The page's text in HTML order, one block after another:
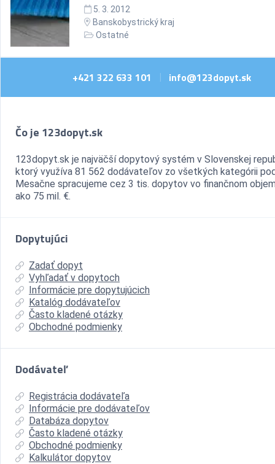
5. 3. 2012
Banskobystrický kraj
Ostatné
+421 322 633 101 | info@123dopyt.sk
Čo je 123dopyt.sk
123dopyt.sk je najväčší dopytový systém v Slovenskej
ktorý využíva 81 562 dodávateľov zo všetkých kategórii
Mesačne spracujeme cez 3 tis. dopytov vo finančnom
ako 75 mil. €.
Dopytujúci
Zadať dopyt
Vyhľadať v dopytoch
Informácie pre dopytujúcich
Katalóg dodávateľov
Často kladené otázky
Obchodné podmienky
Dodávateľ
Registrácia dodávateľa
Informácie pre dodávateľov
Databáza dopytov
Často kladené otázky
Obchodné podmienky
Kalkulátor dopytov